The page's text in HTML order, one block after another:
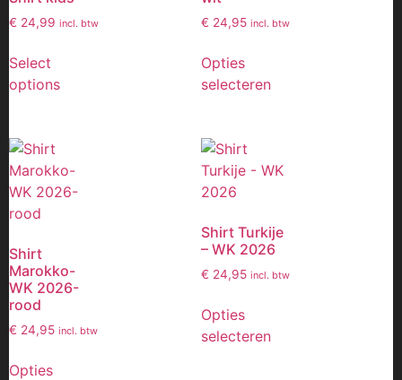
€ 24,99 incl. btw
Select
options
€ 24,95 incl. btw
Opties
selecteren
Shirt
Marokko-
WK 2026-
rood
€ 24,95 incl. btw
Opties
Shirt Turkije
– WK 2026
€ 24,95 incl. btw
Opties
selecteren